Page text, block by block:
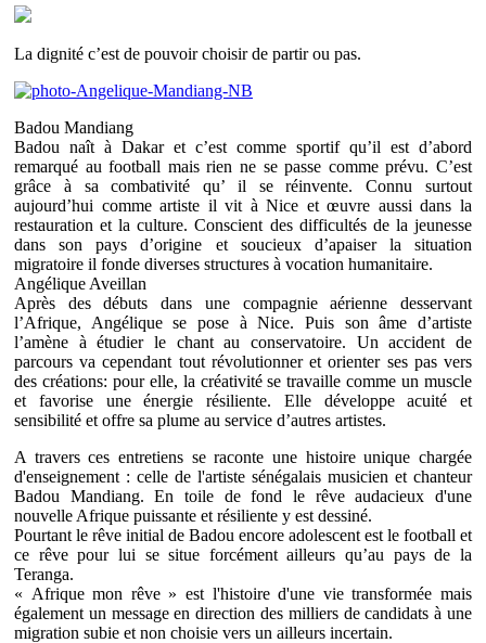
La dignité c’est de pouvoir choisir de partir ou pas.
Badou Mandiang
Badou naît à Dakar et c’est comme sportif qu’il est d’abord
remarqué au football mais rien ne se passe comme prévu. C’est
grâce à sa combativité qu’ il se réinvente. Connu surtout
aujourd’hui comme artiste il vit à Nice et œuvre aussi dans la
restauration et la culture. Conscient des difficultés de la jeunesse
dans son pays d’origine et soucieux d’apaiser la situation
migratoire il fonde diverses structures à vocation humanitaire.
Angélique Aveillan
Après des débuts dans une compagnie aérienne desservant
l’Afrique, Angélique se pose à Nice. Puis son âme d’artiste
l’amène à étudier le chant au conservatoire. Un accident de
parcours va cependant tout révolutionner et orienter ses pas vers
des créations: pour elle, la créativité se travaille comme un muscle
et favorise une énergie résiliente. Elle développe acuité et
sensibilité et offre sa plume au service d’autres artistes.
A travers ces entretiens se raconte une histoire unique chargée
d'enseignement : celle de l'artiste sénégalais musicien et chanteur
Badou Mandiang. En toile de fond le rêve audacieux d'une
nouvelle Afrique puissante et résiliente y est dessiné.
Pourtant le rêve initial de Badou encore adolescent est le football et
ce rêve pour lui se situe forcément ailleurs qu’au pays de la
Teranga.
« Afrique mon rêve » est l'histoire d'une vie transformée mais
également un message en direction des milliers de candidats à une
migration subie et non choisie vers un ailleurs incertain.